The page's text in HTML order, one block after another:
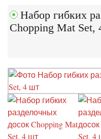
Набор гибких
Chopping Mat Set,